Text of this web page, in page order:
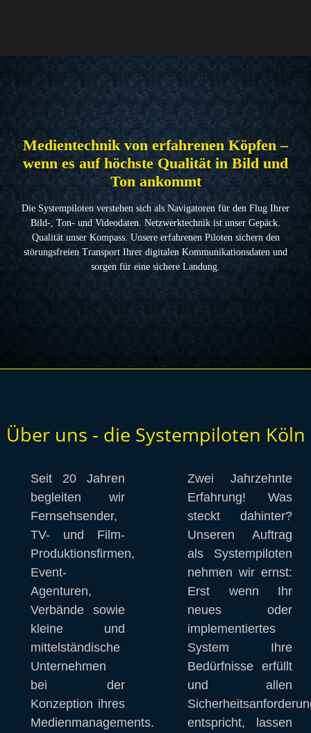
Medientechnik von erfahrenen Köpfen –
wenn es auf höchste Qualität in Bild und
Ton ankommt
Die Systempiloten verstehen sich als Navigatoren für den Flug Ihrer
Bild-, Ton- und Videodaten. Netzwerktechnik ist unser Gepäck.
Qualität unser Kompass. Unsere erfahrenen Piloten sichern den
störungsfreien Transport Ihrer digitalen Kommunikationsdaten und
sorgen für eine sichere Landung.
Über uns - die Systempiloten Köln
Seit 20 Jahren
begleiten wir
Fernsehsender,
TV- und Film-
Produktionsfirmen,
Event-
Agenturen,
Verbände sowie
kleine und
mittelständische
Unternehmen
bei der
Konzeption ihres
Medienmanagements.
Zwei Jahrzehnte
Erfahrung! Was
steckt dahinter?
Unseren Auftrag
als Systempiloten
nehmen wir ernst:
Erst wenn Ihr
neues oder
implementiertes
System Ihre
Bedürfnisse erfüllt
und allen
entspricht, lassen